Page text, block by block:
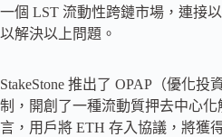
一個 LST 流動性跨鏈市場，連接
以解決以上問題。
StakeStone 推出了 OPAP（優化投
制，開創了一種流動質押去中心化
言，用戶將 ETH 存入協議，將獲